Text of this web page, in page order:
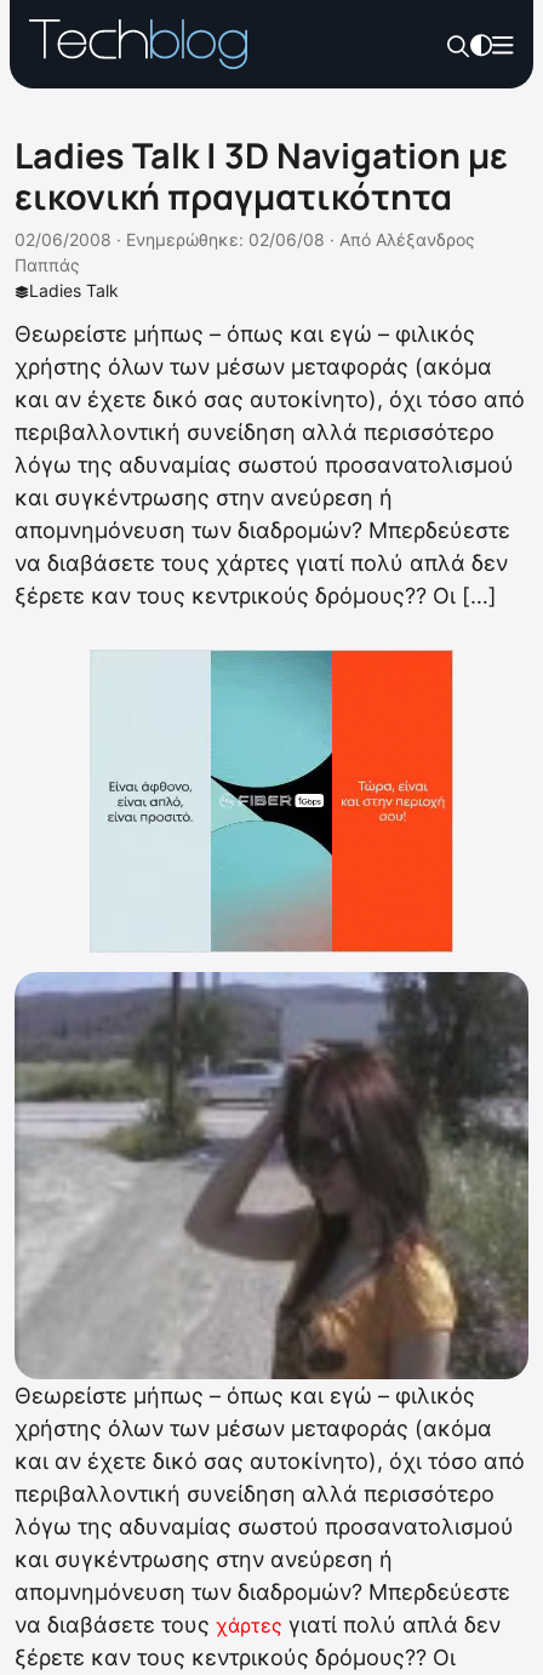
Ladies Talk | 3D Navigation με
εικονική πραγματικότητα
Ladies Talk
02/06/2008 · Ενημερώθηκε: 02/06/08 · Από Αλέξανδρος
Παππάς
Θεωρείστε μήπως – όπως και εγώ – φιλικός
χρήστης όλων των μέσων μεταφοράς (ακόμα
και αν έχετε δικό σας αυτοκίνητο), όχι τόσο από
περιβαλλοντική συνείδηση αλλά περισσότερο
λόγω της αδυναμίας σωστού προσανατολισμού
και συγκέντρωσης στην ανεύρεση ή
απομνημόνευση των διαδρομών? Μπερδεύεστε
να διαβάσετε τους χάρτες γιατί πολύ απλά δεν
ξέρετε καν τους κεντρικούς δρόμους?? Οι […]
Θεωρείστε μήπως – όπως και εγώ – φιλικός
χρήστης όλων των μέσων μεταφοράς (ακόμα
και αν έχετε δικό σας αυτοκίνητο), όχι τόσο από
περιβαλλοντική συνείδηση αλλά περισσότερο
λόγω της αδυναμίας σωστού προσανατολισμού
και συγκέντρωσης στην ανεύρεση ή
απομνημόνευση των διαδρομών? Μπερδεύεστε
να διαβάσετε τους χάρτες γιατί πολύ απλά δεν
ξέρετε καν τους κεντρικούς δρόμους?? Οι